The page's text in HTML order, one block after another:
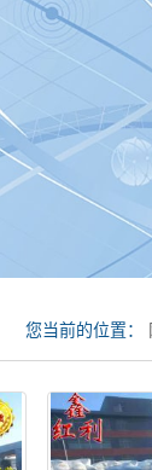
您当前的位置：